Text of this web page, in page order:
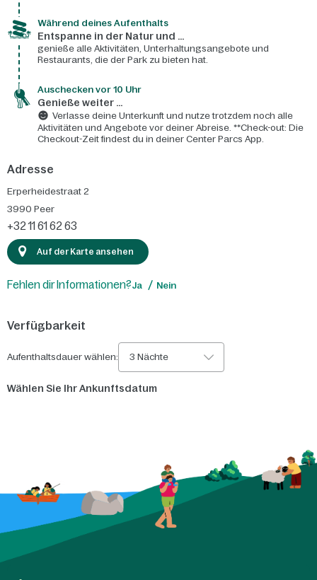
Während deines Aufenthalts
Entspanne in der Natur und ...
genieße alle Aktivitäten, Unterhaltungsangebote und
Restaurants, die der Park zu bieten hat.
Auschecken vor 10 Uhr
Genieße weiter ...
Verlasse deine Unterkunft und nutze trotzdem noch alle
Aktivitäten und Angebote vor deiner Abreise. **Check-out: Die
Checkout-Zeit findest du in deiner Center Parcs App.
Adresse
Erperheidestraat 2
3990 Peer
+32 11 61 62 63
Auf der Karte ansehen
Fehlen dir Informationen?Ja Nein
Verfügbarkeit
Aufenthaltsdauer wählen: 3 Nächte
Wählen Sie Ihr Ankunftsdatum